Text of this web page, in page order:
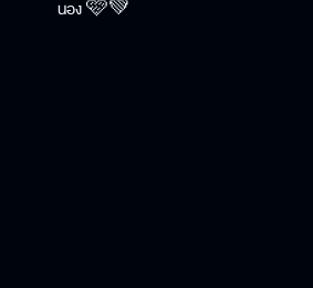
น้อง 🩷💚